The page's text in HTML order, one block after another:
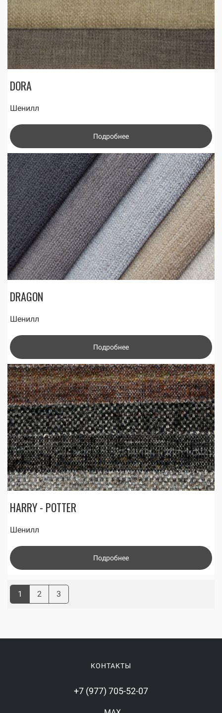
DORA
Шенилл
Подробнее
DRAGON
Шенилл
Подробнее
HARRY - POTTER
Шенилл
Подробнее
1 2 3
КОНТАКТЫ
+7 (977) 705-52-07